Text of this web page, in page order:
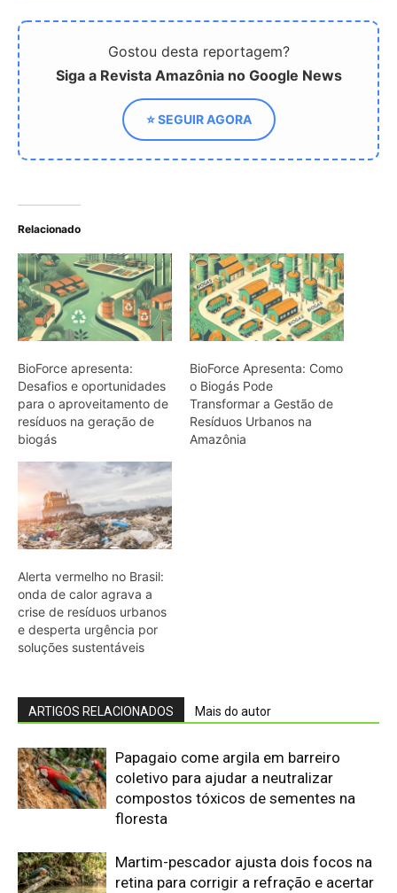
Gostou desta reportagem?
Siga a Revista Amazônia no Google News
⭐ SEGUIR AGORA
Relacionado
BioForce apresenta:
Desafios e oportunidades
para o aproveitamento de
resíduos na geração de
biogás
BioForce Apresenta: Como
o Biogás Pode
Transformar a Gestão de
Resíduos Urbanos na
Amazônia
Alerta vermelho no Brasil:
onda de calor agrava a
crise de resíduos urbanos
e desperta urgência por
soluções sustentáveis
ARTIGOS RELACIONADOS Mais do autor
Papagaio come argila em barreiro
coletivo para ajudar a neutralizar
compostos tóxicos de sementes na
floresta
Martim-pescador ajusta dois focos na
retina para corrigir a refração e acertar